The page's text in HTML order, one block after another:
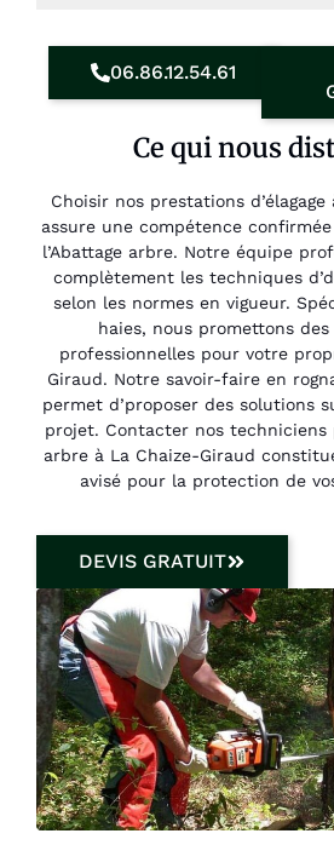
06.86.12.54.61
Ce qui nous
Choisir nos prestations
assure une compétence
l’Abattage arbre. Notre équipe
complètement les techniques
selon les normes en vigueur.
haies, nous promettons
professionnelles pour votre
Giraud. Notre savoir-faire en
permet d’proposer des solutions
projet. Contacter nos techniciens
arbre à La Chaize-Giraud
avisé pour la protection de
DEVIS GRATUIT